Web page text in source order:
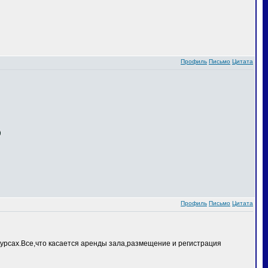
Профиль Письмо Цитата
Профиль Письмо Цитата
касается аренды зала,размещение и регистрация